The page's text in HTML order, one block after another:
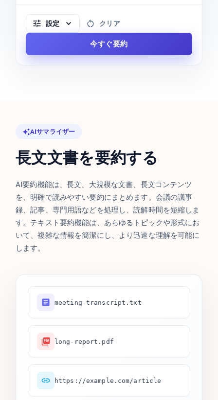
設定 クリア
今すぐ要約
AIサマライザー
長文文書を要約する
AI要約機能は、長文、大規模な文書、長文コンテンツ
を、明確で読みやすい要約にまとめます。会議の議事
録、記事、専門用語などを処理し、読解時間を短縮しま
す。テキスト要約機能は、あらゆるトピックや形式にお
いて、複雑な情報を簡潔にし、より迅速な理解を可能に
します。
meeting-transcript.txt
long-report.pdf
https://example.com/article